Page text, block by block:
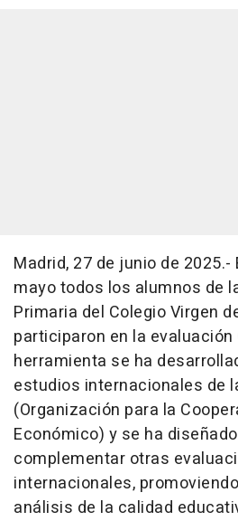
Madrid, 27 de junio de
mayo todos los alumnos de
Primaria del Colegio Virgen
participaron en la evaluación
herramienta se ha
estudios internacionales de
(Organización para la
Económico) y se ha
complementar otras
internacionales,
análisis de la calidad